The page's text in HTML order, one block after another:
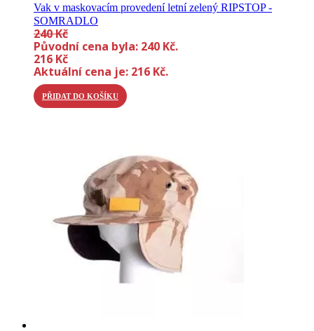
Vak v maskovacím provedení letní zelený RIPSTOP -
SOMRADLO
240Kč
Původní cena byla: 240 Kč.
216 Kč
Aktuální cena je: 216 Kč.
PŘIDAT DO KOŠÍKU